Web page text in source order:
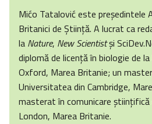
Mićo Tatalović este președintele
Britanici de Știință. A lucrat ca
la Nature, New Scientistși
diplomă de licență în biologie de
Oxford, Marea Britanie; un
Universitatea din Cambridge,
masterat în comunicare științifică
London, Marea Britanie.